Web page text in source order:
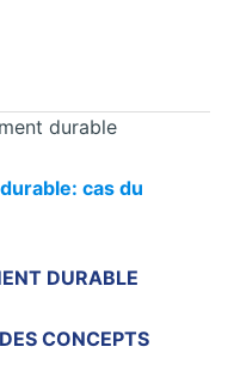
durable
cas du
DURABLE
CONCEPTS